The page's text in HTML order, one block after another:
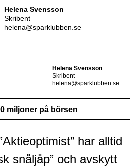
Helena Svensson
Skribent
helena@sparklubben.se
Helena Svensson
Skribent
helena@sparklubben.se
miljoner på börsen
har alltid
snåljåp” och avskytt